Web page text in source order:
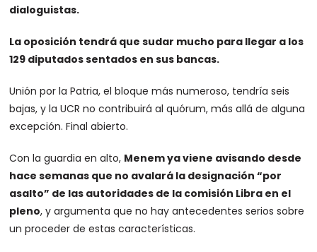
dialoguistas.
La oposición tendrá que sudar mucho para llegar a los
129 diputados sentados en sus bancas.
Unión por la Patria, el bloque más numeroso, tendría seis
bajas, y la UCR no contribuirá al quórum, más allá de alguna
excepción. Final abierto.
Con la guardia en alto, Menem ya viene avisando desde
hace semanas que no avalará la designación “por
asalto” de las autoridades de la comisión Libra en el
pleno, y argumenta que no hay antecedentes serios sobre
un proceder de estas características.